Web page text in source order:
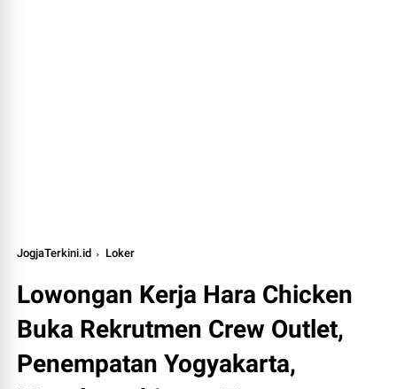
JogjaTerkini.id Loker
Lowongan Kerja Hara Chicken
Buka Rekrutmen Crew Outlet,
Penempatan Yogyakarta,